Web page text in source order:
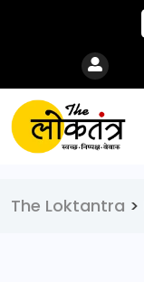
The Loktantra >